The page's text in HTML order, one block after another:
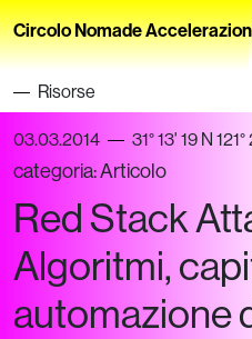
Circolo Nomade
Risorse
03.03.2014 31° 13' 19 N
categoria:Articolo
Red Stack
Algoritmi,
automazione